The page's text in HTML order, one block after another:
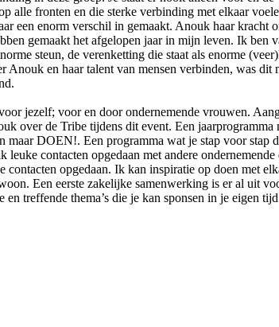
fronten en die sterke verbinding met elkaar
enorm verschil in gemaakt. Anouk haar kracht
gemaakt het afgelopen jaar in mijn leven. Ik ben
steun, de verenketting die staat als enorme
Anouk en haar talent van mensen verbinden, was
jezelf; voor en door ondernemende vrouwen.
de Tribe tijdens dit event. Een jaarprogramma
DOEN!. Een programma wat je stap voor stap
contacten opgedaan met andere
opgedaan. Ik kan inspiratie op doen met
Een eerste zakelijke samenwerking is er al uit
treffende thema’s die je kan sponsen in je eigen